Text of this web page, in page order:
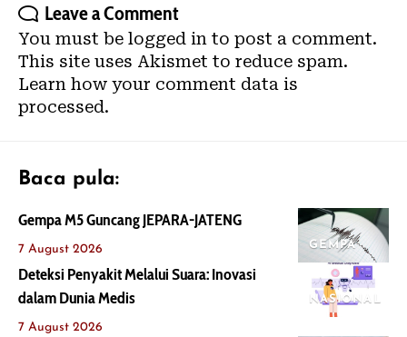
Leave a Comment
You must be logged in to post a comment.
This site uses Akismet to reduce spam.
Learn how your comment data is
processed.
Baca pula:
GEMPA
Gempa M5 Guncang JEPARA-JATENG
7 August 2026
NASIONAL
Deteksi Penyakit Melalui Suara: Inovasi
dalam Dunia Medis
7 August 2026